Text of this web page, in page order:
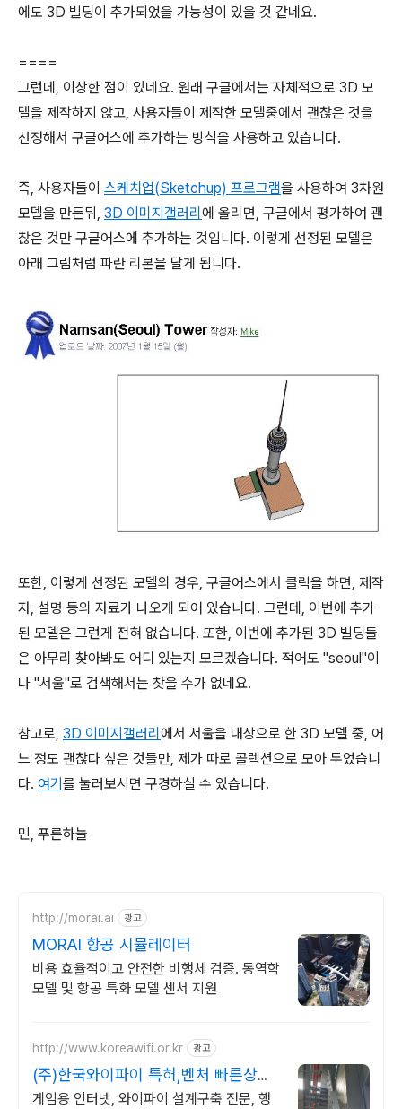
에도 3D 빌딩이 추가되었을 가능성이 있을 것 같네요.
====
그런데, 이상한 점이 있네요. 원래 구글에서는 자체적으로 3D 모
델을 제작하지 않고, 사용자들이 제작한 모델중에서 괜찮은 것을
선정해서 구글어스에 추가하는 방식을 사용하고 있습니다.
즉, 사용자들이 스케치업(Sketchup) 프로그램을 사용하여 3차원
모델을 만든뒤, 3D 이미지갤러리 에 올리면, 구글에서 평가하여 괜
찮은 것만 구글어스에 추가하는 것입니다. 이렇게 선정된 모델은
아래 그림처럼 파란 리본을 달게 됩니다.
또한, 이렇게 선정된 모델의 경우, 구글어스에서 클릭을 하면, 제작
자, 설명 등의 자료가 나오게 되어 있습니다. 그런데, 이번에 추가
된 모델은 그런게 전혀 없습니다. 또한, 이번에 추가된 3D 빌딩들
은 아무리 찾아봐도 어디 있는지 모르겠습니다. 적어도 "seoul"이
나 "서울"로 검색해서는 찾을 수가 없네요.
참고로, 3D 이미지갤러리 에서 서울을 대상으로 한 3D 모델 중, 어
느 정도 괜찮다 싶은 것들만, 제가 따로 콜렉션으로 모아 두었습니
다. 여기를 눌러보시면 구경하실 수 있습니다.
민, 푸른하늘
http://morai.ai 광고
MORAI 항공 시뮬레이터
비용 효율적이고 안전한 비행체 검증. 동역학
모델 및 항공 특화 모델 센서 지원
http://www.koreawifi.or.kr 광고
(주)한국와이파이 특허,벤처 빠른상담
가능
게임용 인터넷, 와이파이 설계구축 전문, 행